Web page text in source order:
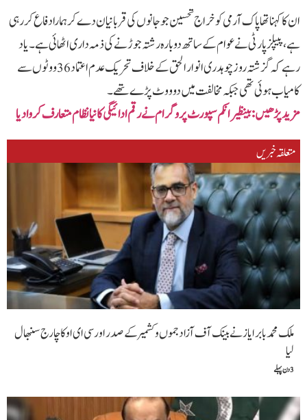
ان کا کہنا تھا پاک آرمی کو خراج تحسین جو جانوں کی قربانیان دےکر ہمارا دفاع کر رہی
ہے، پیپلزپارٹی نے عوام کےساتھ دوبارہ رشتہ جوڑنے کی ذمہ داری اٹھائی ہے۔یاد
رہے کہ گزشتہ روز چوہدری انوار الحق کے خلاف تحریک عدم اعتماد 36 ووٹوں سے
کامیاب ہوئی تھی جبکہ مخالفت میں دو ووٹ پڑے تھے۔
مزید پڑھیں: بینظیر انکم سپورٹ پروگرام نے رقم ادائیگی کا نیانظام متعارف کروادیا
متعلقہ خبریں
ملک محمد بابر ایاز نے بینک آف آزاد جموں و کشمیر کے صدر اور سی ای او کا چارج سنبھال
لیا
3 دن پہلے